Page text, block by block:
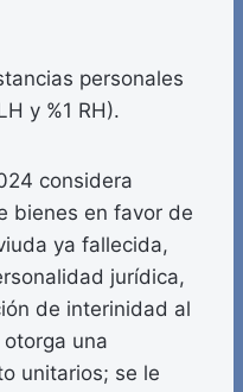
personales
y %1 RH).
considera
bienes en favor de
ya fallecida,
jurídica,
de interinidad al
una
unitarios; se le